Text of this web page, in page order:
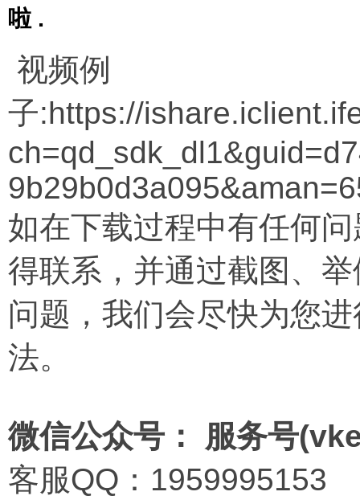
啦 .
视频例
子:https://
如在下载过程中有任何
得联系，并通过截图、
问题，我们会尽快为您
法。
微信公众号： 服务号
客服QQ：1959995153